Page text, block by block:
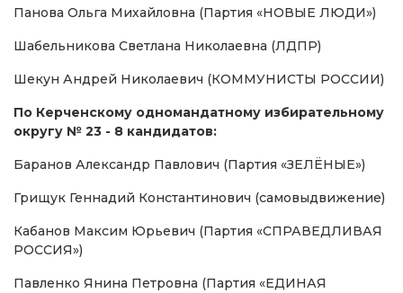
Панова Ольга Михайловна (Партия «НОВЫЕ ЛЮДИ»)
Шабельникова Светлана Николаевна (ЛДПР)
Шекун Андрей Николаевич (КОММУНИСТЫ РОССИИ)
По Керченскому одномандатному избирательному
округу № 23 - 8 кандидатов:
Баранов Александр Павлович (Партия «ЗЕЛЁНЫЕ»)
Грищук Геннадий Константинович (самовыдвижение)
Кабанов Максим Юрьевич (Партия «СПРАВЕДЛИВАЯ
РОССИЯ»)
Павленко Янина Петровна (Партия «ЕДИНАЯ